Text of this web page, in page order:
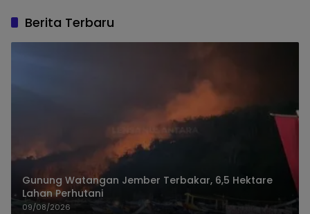
Berita Terbaru
Gunung Watangan Jember Terbakar, 6,5 Hektare
Lahan Perhutani
09/08/2026